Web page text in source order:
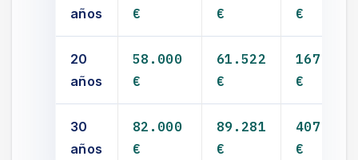
años
€
€
€
20
años
58.000
€
61.522
€
167.072
€
30
años
82.000
€
89.281
€
407.429
€